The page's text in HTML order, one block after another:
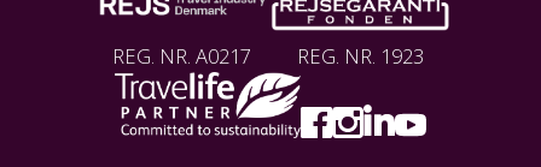
REG. NR. A0217 REG. NR. 1923